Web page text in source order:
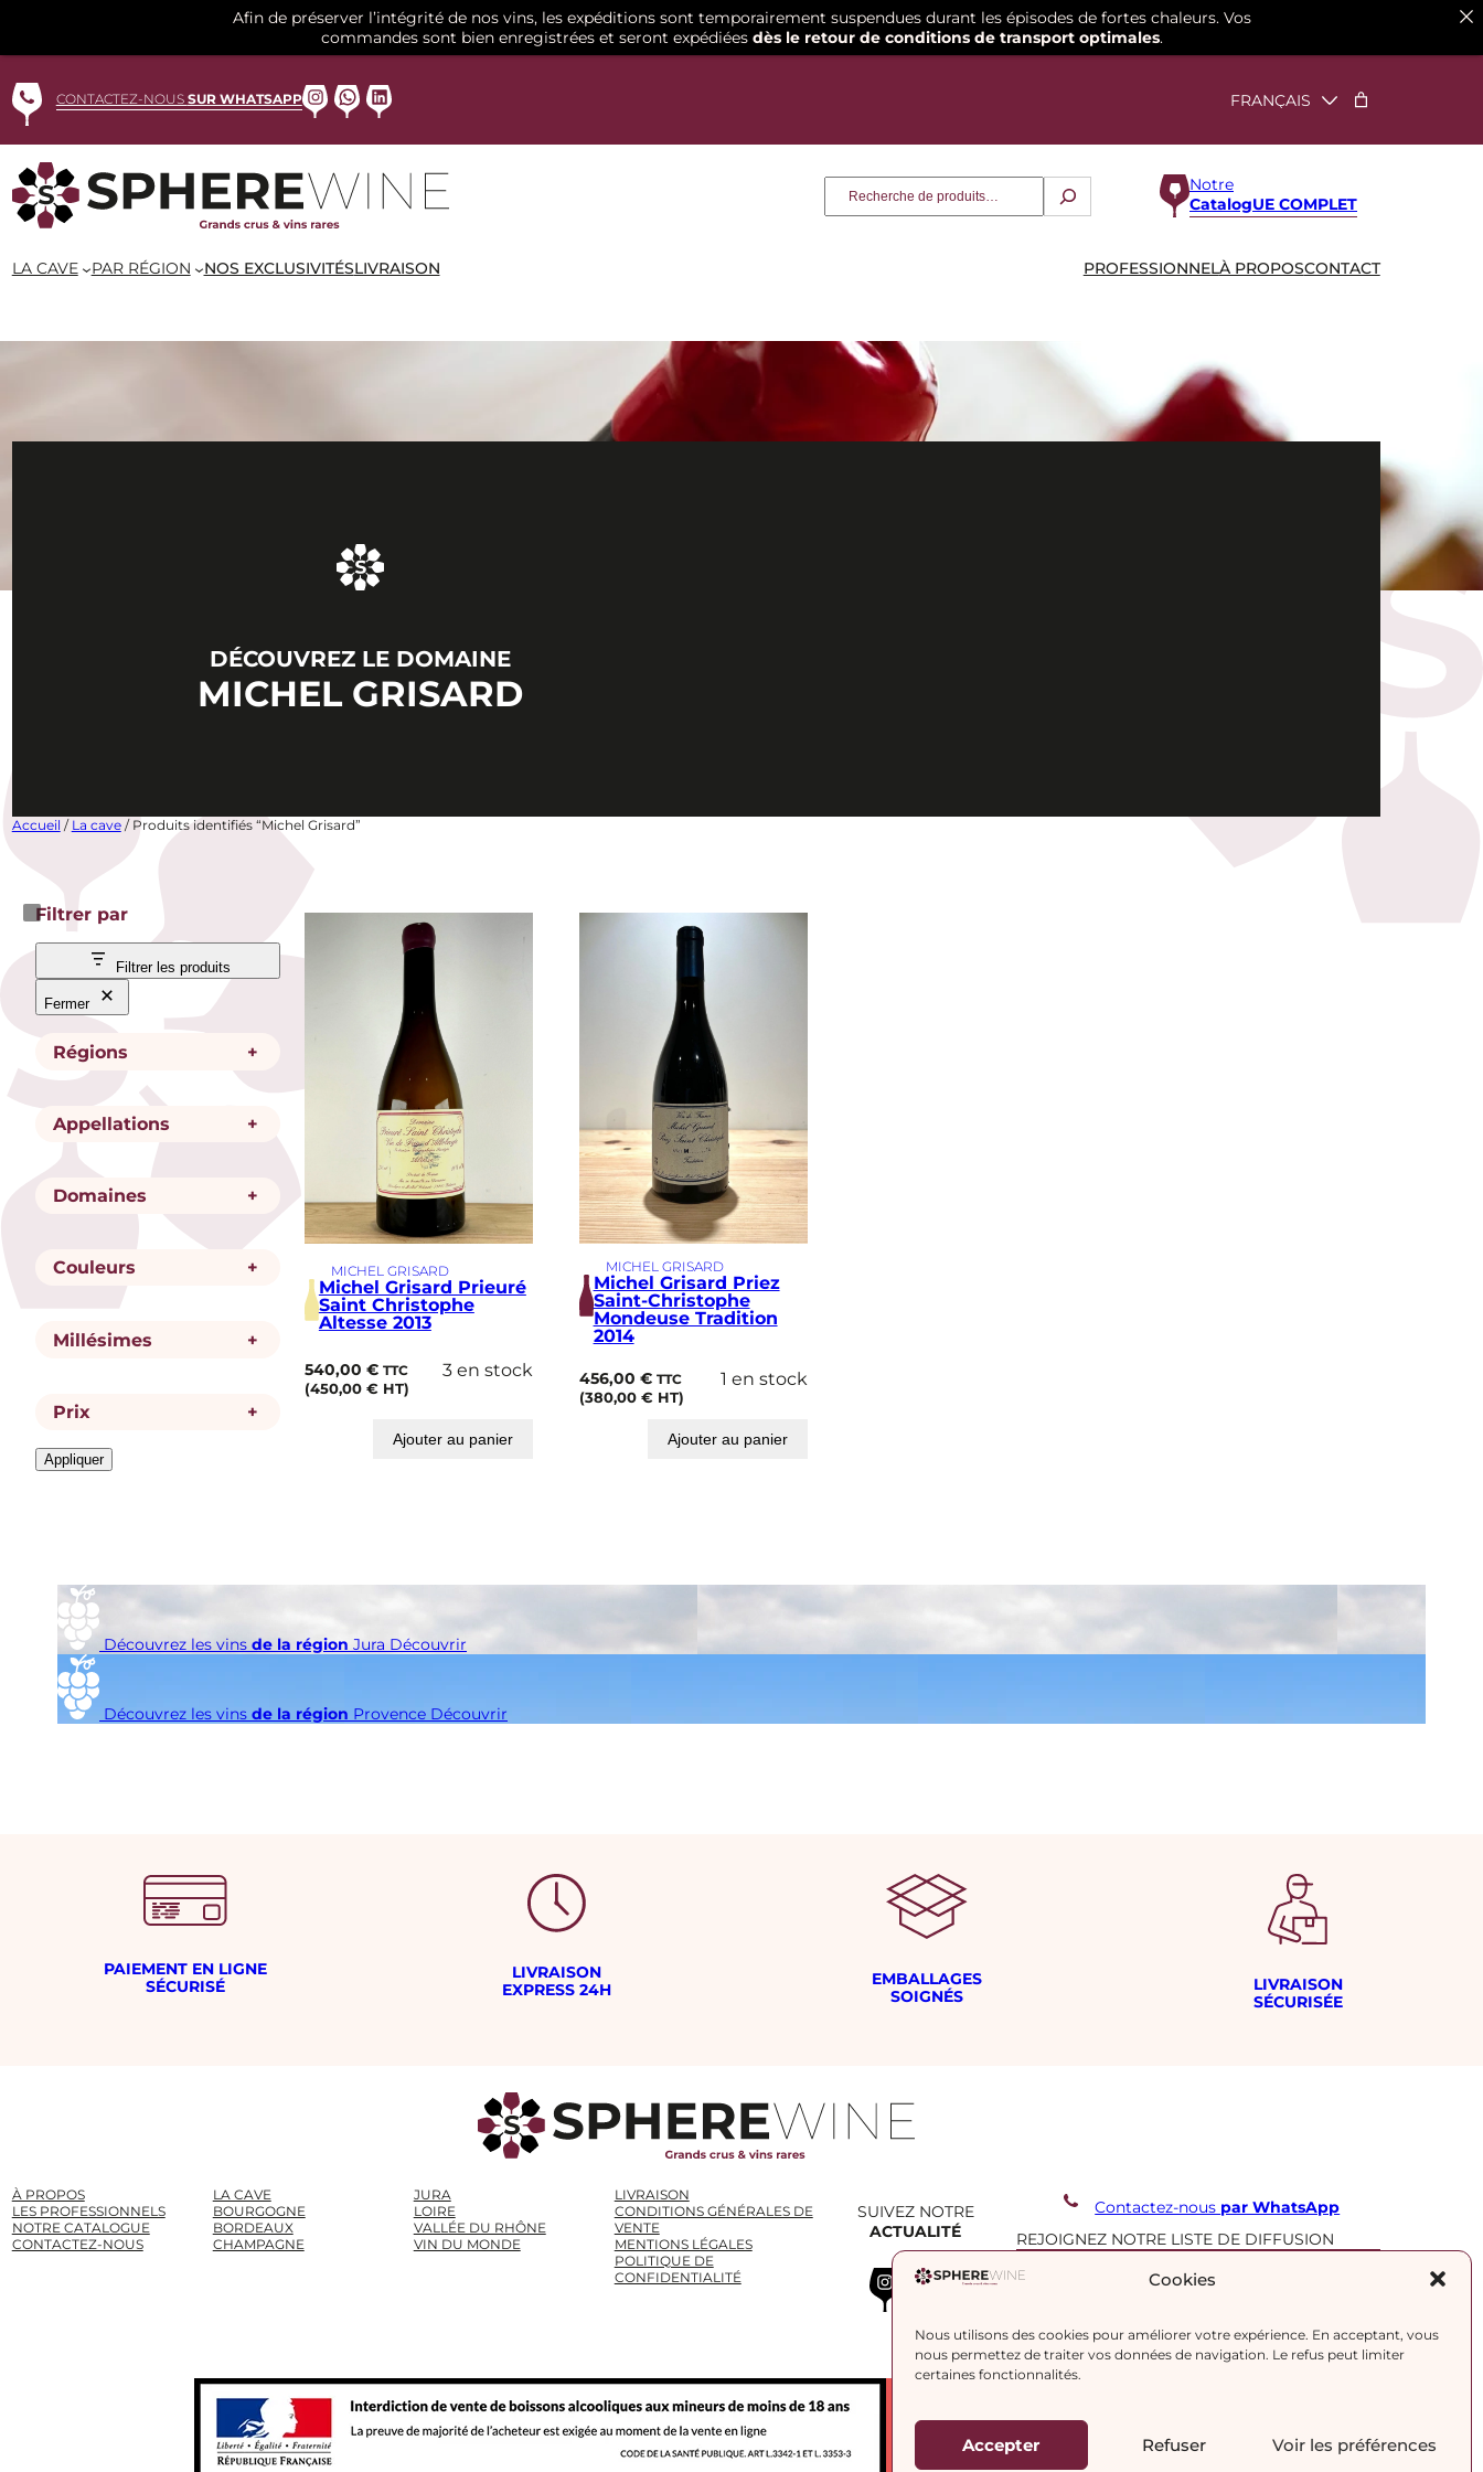
Cookies
Nous utilisons des cookies pour améliorer votre expérience. En acceptant, vous
nous permettez de traiter vos données de navigation. Le refus peut limiter
certaines fonctionnalités.
Accepter Refuser Voir les préférences
au
contenuCONTACTEZ-NOUS SUR WHATSAPPInstagram
WhatsApp
LinkedIn
Notre
CatalogUE COMPLET
LA CAVE PAR RÉGION NOS EXCLUSIVITÉSLIVRAISON PROFESSIONNELÀ PROPOSCONTACT
DÉCOUVREZ LE DOMAINE
MICHEL GRISARD
Accueil / La cave/ Produits identifiés “Michel Grisard”
Filtrer par
Filtrer les produits
Fermer
Régions +
R Autres régions
Appellations +
A
e
n
Vin de Savoie
Domaines +
D
a
Michel Grisard
Couleurs +
u
r
Rouge Blanc
Millésimes +
M
l
l
2013
Prix +
Appliquer
MICHEL GRISARD
Michel Grisard Prieuré
Saint Christophe
Altesse 2013
540,00 € TTC
(450,00 €HT)
3 en stock
Ajouter au panier
MICHEL GRISARD
Michel Grisard Priez
Saint-Christophe
Mondeuse Tradition
2014
456,00 € TTC
(380,00 €HT)
1 en stock
Ajouter au panier
Découvrez les vins de la région Jura Découvrir
Découvrez les vins de la région Provence Découvrir
PAIEMENT EN LIGNE
SÉCURISÉ
LIVRAISON
EXPRESS 24H
EMBALLAGES
SOIGNÉS
LIVRAISON
SÉCURISÉE
À PROPOS
LES PROFESSIONNELS
NOTRE CATALOGUE
CONTACTEZ-NOUS
LA CAVE
BOURGOGNE
BORDEAUX
CHAMPAGNE
JURA
LOIRE
VALLÉE DU RHÔNE
VIN DU MONDE
LIVRAISON
CONDITIONS GÉNÉRALES DE
VENTE
MENTIONS LÉGALES
POLITIQUE DE
CONFIDENTIALITÉ
SUIVEZ NOTRE
ACTUALITÉ
Instagram WhatsApp LinkedIn
Contactez-nous par WhatsApp
REJOIGNEZ NOTRE LISTE DE DIFFUSION
Afin de préserver l’intégrité de nos vins, les expéditions sont temporairement suspendues durant les épisodes de fortes chaleurs. Vos
commandes sont bien enregistrées et seront expédiées dès le retour de conditions de transport optimales.